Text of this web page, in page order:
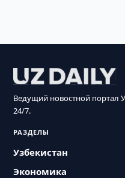
Ведущий новостной портал
24/7.
РАЗДЕЛЫ
Узбекистан
Экономика